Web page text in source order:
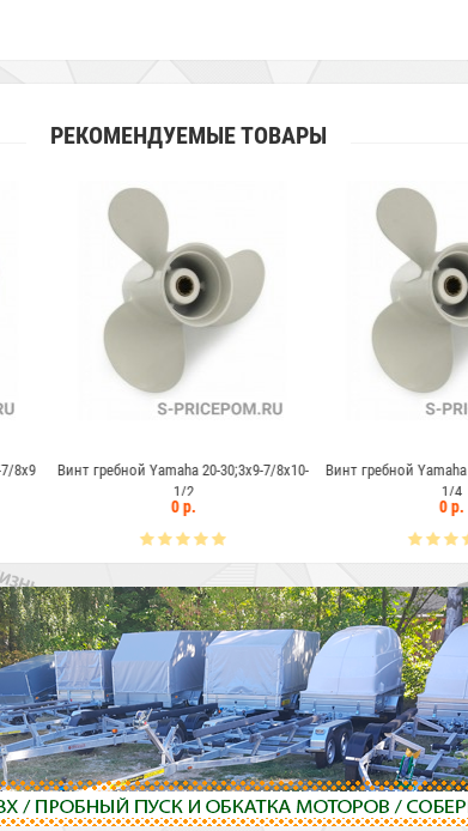
РЕКОМЕНДУЕМЫЕ ТОВАРЫ
7/8x10-
Винт гребной Yamaha 20-30;3x9-7/8x11-
Винт гребной